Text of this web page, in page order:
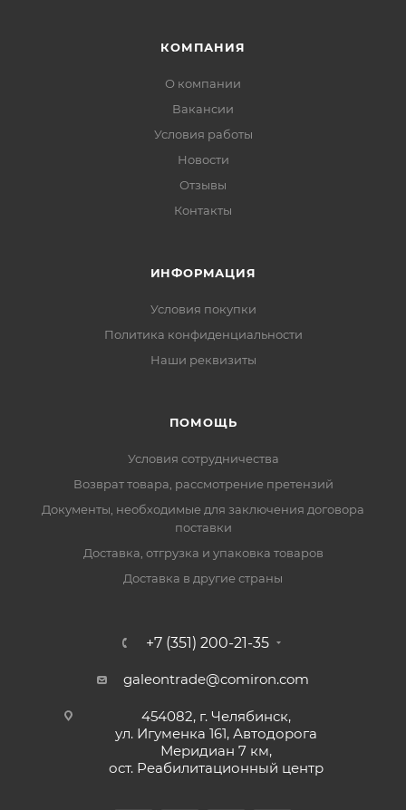
КОМПАНИЯ
О компании
Вакансии
Условия работы
Новости
Отзывы
Контакты
ИНФОРМАЦИЯ
Условия покупки
Политика конфиденциальности
Наши реквизиты
ПОМОЩЬ
Условия сотрудничества
Возврат товара, рассмотрение претензий
Документы, необходимые для заключения договора
поставки
Доставка, отгрузка и упаковка товаров
Доставка в другие страны
+7 (351) 200-21-35
galeontrade@comiron.com
454082, г. Челябинск,
ул. Игуменка 161, Автодорога
Меридиан 7 км,
ост. Реабилитационный центр